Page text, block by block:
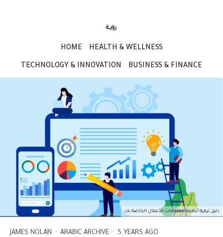
HOME HEALTH & WELLNESS
TECHNOLOGY & INNOVATION BUSINESS & FINANCE
دليل ترقية أنظمة معلومات الأعمال الخاصة بك
JAMES NOLAN · ARABIC ARCHIVE · 5 YEARS AGO